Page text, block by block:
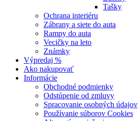
Tašky
Ochrana interiéru
Zábrany a siete do auta
Rampy do auta
Vecičky na leto
Známky
Výpredaj %
Ako nakupovať
Informácie
Obchodné podmienky
Odstúpenie od zmluvy
Spracovanie osobných údajov
Používanie súborov Cookies